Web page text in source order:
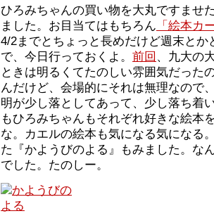
ひろみちゃんの買い物を大丸ですませ
ました。お目当てはもちろん 「絵本カ
4/2までとちょっと長めだけど週末とか
で、今日行っておくよ。 前回 、九大の
ときは明るくてたのしい雰囲気だった
んだけど、会場的にそれは無理なので
明が少し落としてあって、少し落ち着
もひろみちゃんもそれぞれ好きな絵本
な。カエルの絵本も気になる気になる
た『かようびのよる』もみました。な
でした。たのしー。